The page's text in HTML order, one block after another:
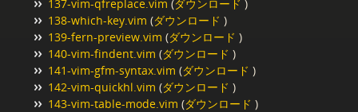
137-vim-qfreplace.vim (ダウンロード )
138-which-key.vim (ダウンロード )
139-fern-preview.vim (ダウンロード )
140-vim-findent.vim (ダウンロード )
141-vim-gfm-syntax.vim (ダウンロード )
142-vim-quickhl.vim (ダウンロード )
143-vim-table-mode.vim (ダウンロード )